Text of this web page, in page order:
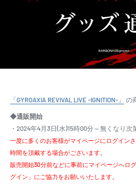
「GYROAXIA REVIVAL LIVE -IGNITION-」 の
◆通販開始
・2024年4月3日(水)15時00分～無くなり次
一度に多くのお客様がマイページにログイン
時間を頂戴する場合がございます。
販売開始30分前などに事前にマイページへロ
グイン」にご協力をお願いいたします。